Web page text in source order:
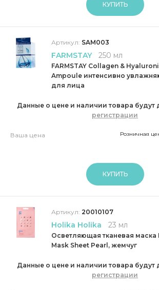
КУПИТЬ
Артикул: SAM003
FARMSTAY 250 мл
FARMSTAY Collagen &
Ampoule интенсивно
для лица
Данные о цене и наличии товара будут
регистрации
Ваша цена Розничная
КУПИТЬ
Артикул: 20010107
Holika Holika 23 мл
Осветляющая тканевая маска
Mask Sheet Pearl, жемчуг
Данные о цене и наличии товара будут
регистрации